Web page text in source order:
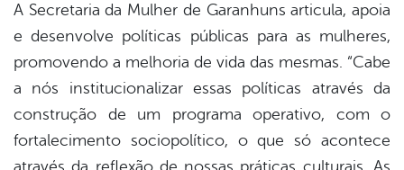
A Secretaria da Mulher de Garanhuns articula, apoia
e desenvolve políticas públicas para as mulheres,
promovendo a melhoria de vida das mesmas. “Cabe
a nós institucionalizar essas políticas através da
construção de um programa operativo, com o
fortalecimento sociopolítico, o que só acontece